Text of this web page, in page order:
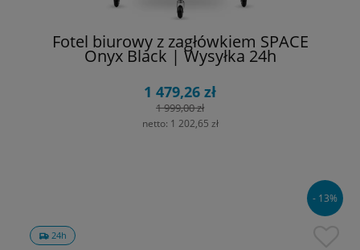
Fotel biurowy z zagłówkiem SPACE
Onyx Black | Wysyłka 24h
1 479,26 zł
1 999,00 zł
netto: 1 202,65 zł
24h
- 13%